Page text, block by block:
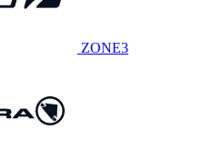
ZONE3